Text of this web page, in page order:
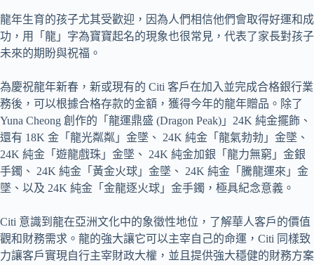
龍年生育的孩子尤其受歡迎，因為人們相信他們會取得好運和成
功，用「龍」字為寶寶起名的現象也很常見，代表了家長對孩子
未來的期盼與祝福。
為慶祝龍年新春，新或現有的 Citi 客戶在加入並完成合格銀行業
務後，可以根據合格存款的金額，獲得今年的龍年贈品。除了
Yuna Cheong 創作的「龍運鼎盛 (Dragon Peak)」24K 純金擺飾、
還有 18K 金「龍光粼粼」金墜、 24K 純金「龍氣勃勃」金墜、
24K 純金「遊龍戲珠」金墜、 24K 純金加銀「龍力無窮」金銀
手鐲、 24K 純金「黃金火球」金墜、 24K 純金「騰龍運來」金
墜、以及 24K 純金「金龍逐火球」金手鐲，極具紀念意義。
Citi 意識到龍在亞洲文化中的象徵性地位，了解華人客戶的價值
觀和財務需求。龍的強大讓它可以主宰自己的命運，Citi 同樣致
力讓客戶實現自行主宰財政大權，並且提供強大穩健的財務方案